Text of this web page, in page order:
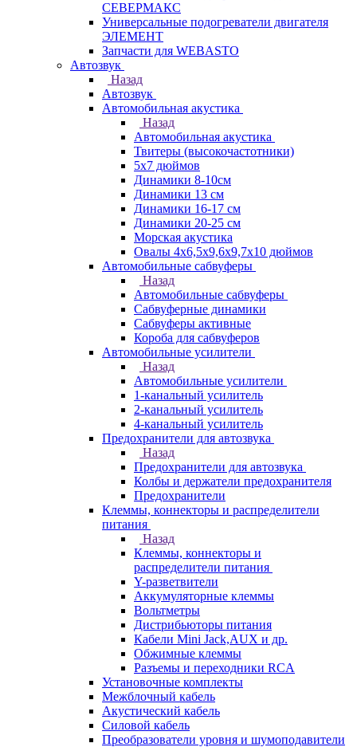
СЕВЕРМАКС
Универсальные подогреватели двигателя
ЭЛЕМЕНТ
Запчасти для WEBASTO
Автозвук
Назад
Автозвук
Автомобильная акустика
Назад
Автомобильная акустика
Твитеры (высокочастотники)
5x7 дюймов
Динамики 8-10см
Динамики 13 см
Динамики 16-17 см
Динамики 20-25 см
Морская акустика
Овалы 4х6,5х9,6x9,7х10 дюймов
Автомобильные сабвуферы
Назад
Автомобильные сабвуферы
Сабвуферные динамики
Сабвуферы активные
Короба для сабвуферов
Автомобильные усилители
Назад
Автомобильные усилители
1-канальный усилитель
2-канальный усилитель
4-канальный усилитель
Предохранители для автозвука
Назад
Предохранители для автозвука
Колбы и держатели предохранителя
Предохранители
Клеммы, коннекторы и распределители
питания
Назад
Клеммы, коннекторы и
распределители питания
Y-разветвители
Аккумуляторные клеммы
Вольтметры
Дистрибьюторы питания
Кабели Mini Jack,AUX и др.
Обжимные клеммы
Разъемы и переходники RCA
Установочные комплекты
Межблочный кабель
Акустический кабель
Силовой кабель
Преобразователи уровня и шумоподавители